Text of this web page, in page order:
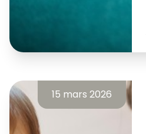
15 mars 2026